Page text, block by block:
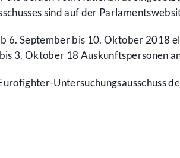
sind auf der
6. September bis 10. Oktober
3. Oktober 18 Auskunftspersonen
Untersuchungsausschuss